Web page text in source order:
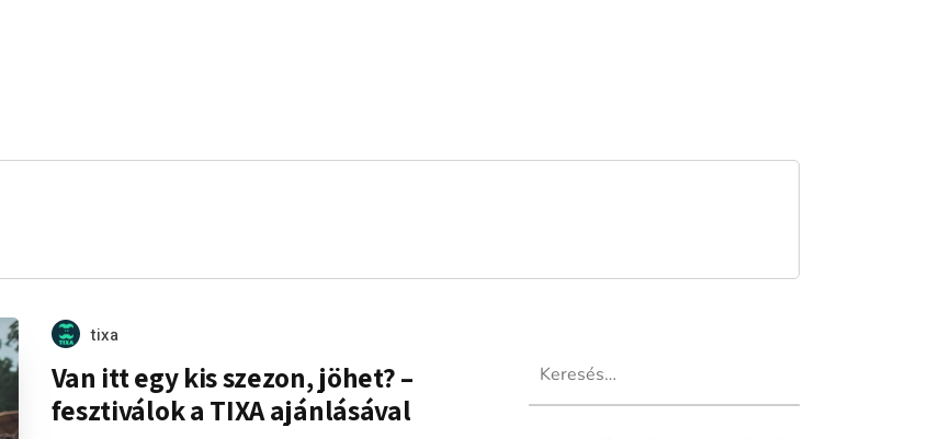
tixa
Van itt egy kis szezon, jöhet? –
fesztiválok a TIXA ajánlásával